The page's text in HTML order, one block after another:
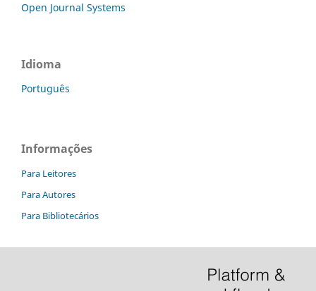
Open Journal Systems
Idioma
Português
Informações
Para Leitores
Para Autores
Para Bibliotecários